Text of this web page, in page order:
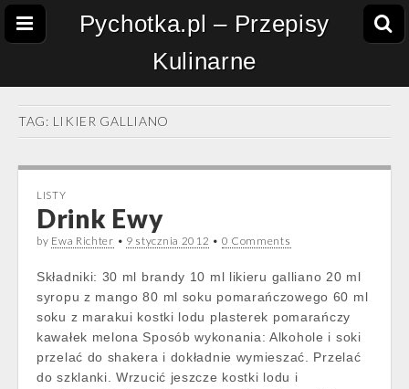
Pychotka.pl – Przepisy
Kulinarne
TAG: LIKIER GALLIANO
LISTY
Drink Ewy
by Ewa Richter • 9 stycznia 2012 • 0 Comments
Składniki: 30 ml brandy 10 ml likieru galliano 20 ml
syropu z mango 80 ml soku pomarańczowego 60 ml
soku z marakui kostki lodu plasterek pomarańczy
kawałek melona Sposób wykonania: Alkohole i soki
przelać do shakera i dokładnie wymieszać. Przelać
do szklanki. Wrzucić jeszcze kostki lodu i